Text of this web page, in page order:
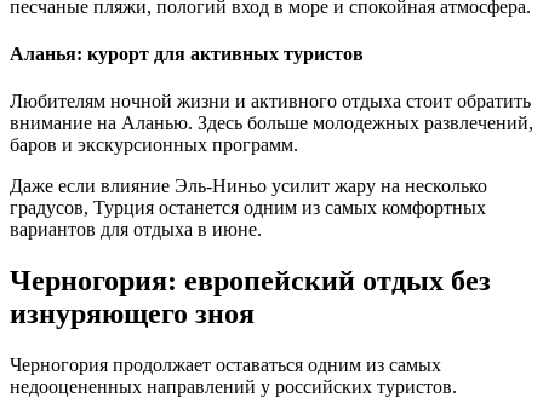
песчаные пляжи, пологий вход в море и спокойная атмосфера.
Аланья: курорт для активных туристов
Любителям ночной жизни и активного отдыха стоит обратить
внимание на Аланью. Здесь больше молодежных развлечений,
баров и экскурсионных программ.
Даже если влияние Эль-Ниньо усилит жару на несколько
градусов, Турция останется одним из самых комфортных
вариантов для отдыха в июне.
Черногория: европейский отдых без
изнуряющего зноя
Черногория продолжает оставаться одним из самых
недооцененных направлений у российских туристов.